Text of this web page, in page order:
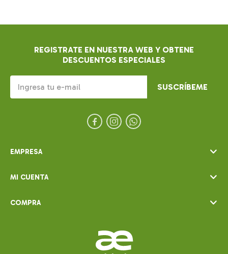
EMPRESA
MI CUENTA
COMPRA
REGISTRATE EN NUESTRA WEB Y OBTENE
DESCUENTOS ESPECIALES
SUSCRÍBEME
  